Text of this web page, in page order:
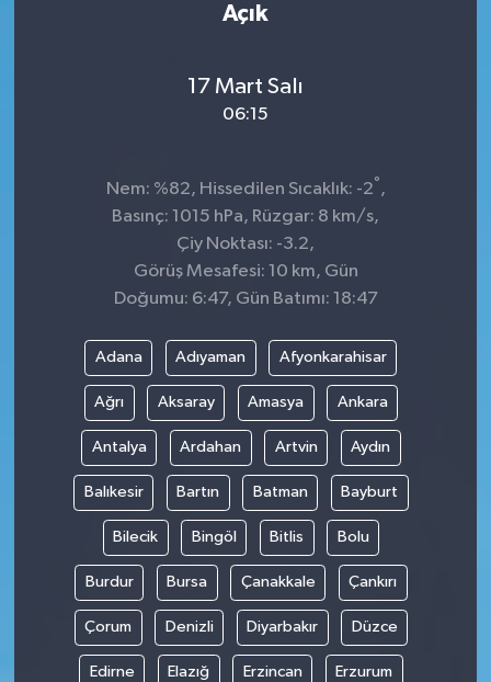
Açık
17 Mart Salı
06:15
Nem: %82, Hissedilen Sıcaklık: -2° ,
Basınç: 1015 hPa, Rüzgar: 8 km/s,
Çiy Noktası: -3.2,
Görüş Mesafesi: 10 km, Gün
Doğumu: 6:47, Gün Batımı: 18:47
Adana Adıyaman Afyonkarahisar
Ağrı Aksaray Amasya Ankara
Antalya Ardahan Artvin Aydın
Balıkesir Bartın Batman Bayburt
Bilecik Bingöl Bitlis Bolu
Burdur Bursa Çanakkale Çankırı
Çorum Denizli Diyarbakır Düzce
Edirne Elazığ Erzincan Erzurum